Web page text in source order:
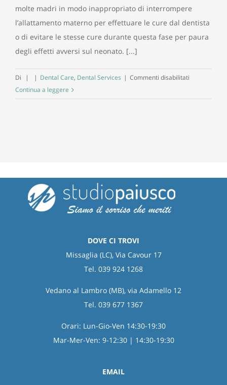
molte madri in modo inappropriato di interrompere
l’allattamento materno per effettuare le cure dal dentista
o di evitare le stesse cure durante questa fase per paura
degli effetti avversi sul neonato. [...]
Di | | Dental Care, Dental Services | Commenti disabilitati
Continua a leggere
DOVE CI TROVI
Missaglia (LC), Via Cavour 17
Tel. 039 924 1268
Vedano al Lambro (MB), via Adamello 12
Tel. 039 677 1367
Orari: Lun-Gio-Ven 14:30-19:30
Mar-Mer-Ven: 9-12:30 | 14:30-19:30
EMAIL